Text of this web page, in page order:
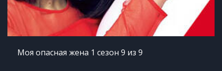
Моя опасная жена 1 сезон 9 из 9